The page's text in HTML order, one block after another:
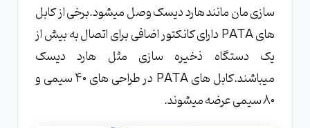
سازی مان مانند هارد دیسک وصل میشود.برخی از کابل
های PATA دارای کانکتور اضافی برای اتصال به بیش از
یک دستگاه ذخیره سازی مثل هارد دیسک
میباشند.کابل های PATA در طراحی های 40 سیمی و
80 سیمی عرضه میشوند.